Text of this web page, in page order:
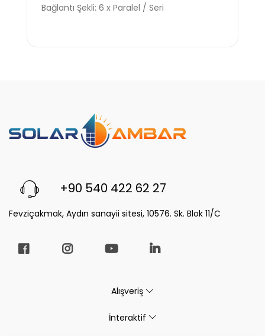
Bağlantı Şekli: 6 x Paralel / Seri
+90 540 422 62 27
Fevziçakmak, Aydın sanayii sitesi, 10576. Sk. Blok 11/C
Alışveriş
İnteraktif